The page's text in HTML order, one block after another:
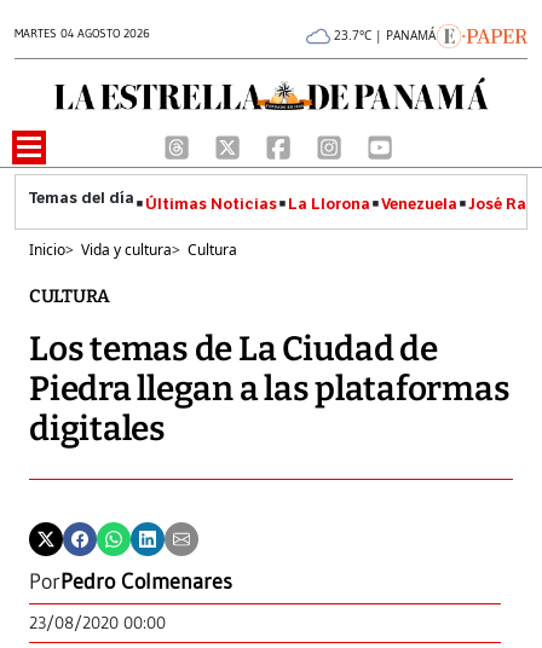
MARTES 04 AGOSTO 2026 23.7°C | PANAMÁ
Últimas Noticias La Llorona Venezuela José
Inicio> Vida y cultura> Cultura
CULTURA
Los temas de La Ciudad de
Piedra llegan a las plataformas
digitales
PorPedro Colmenares
23/08/2020 00:00